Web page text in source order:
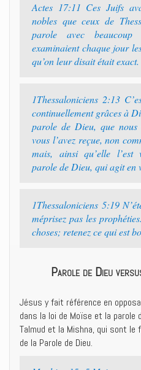
Actes 17:11 Ces Juifs
nobles que ceux de
parole avec beaucoup
examinaient chaque jour
qu’on leur disait était exact.
1Thessaloniciens 2:13
continuellement grâces à
parole de Dieu, que nous
vous l’avez reçue, non
mais, ainsi qu’elle l’est
parole de Dieu, qui agit en
1Thessaloniciens 5:19
méprisez pas les
choses; retenez ce qui est
Parole de Dieu
Jésus y fait référence en
dans la loi de Moïse et la parole
Talmud et la Mishna, qui sont le
de la Parole de Dieu.